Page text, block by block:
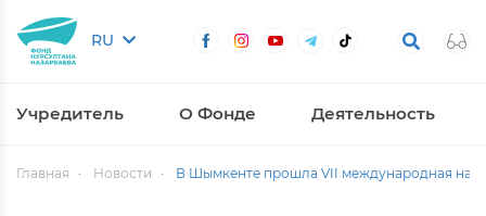
RU
Учредитель О Фонде Деятельность
Главная Новости В Шымкенте прошла VII международная